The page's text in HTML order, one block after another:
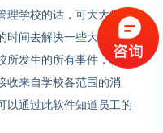
理学校的话，可大大的提
时间去解决一些大的问
所发生的所有事件，校长
收来自学校各范围的消
以通过此软件知道员工的